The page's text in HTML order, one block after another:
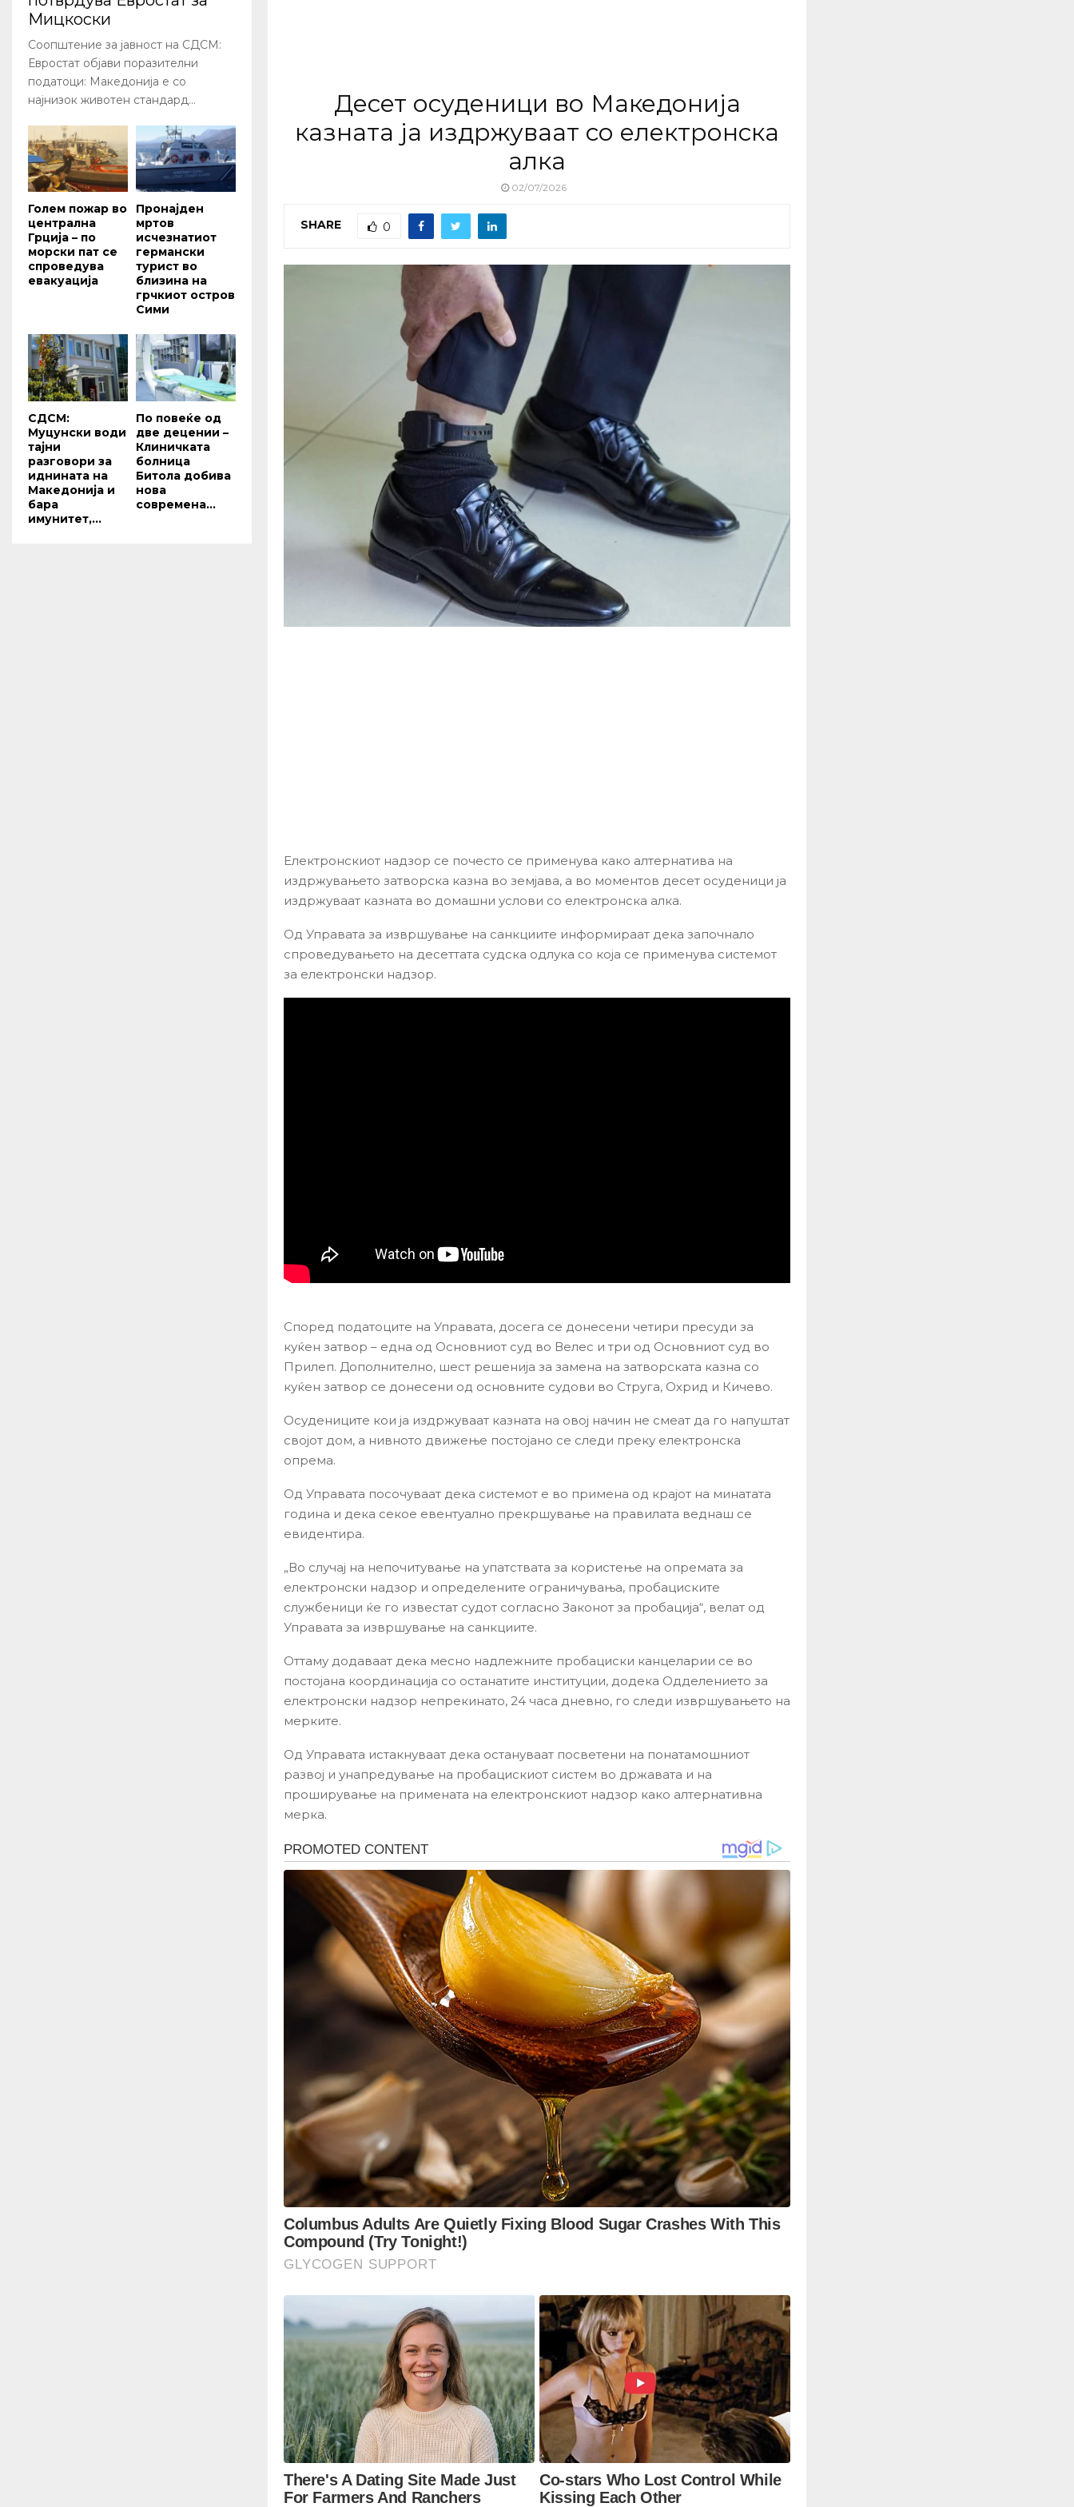
Десет осуденици во Македонија
казната ја издржуваат со електронска
алка
02/07/2026
SHARE 0
Електронскиот надзор се почесто се применува како алтернатива на
издржувањето затворска казна во земјава, а во моментов десет осуденици ја
издржуваат казната во домашни услови со електронска алка.
Од Управата за извршување на санкциите информираат дека започнало
спроведувањето на десеттата судска одлука со која се применува системот
за електронски надзор.
Според податоците на Управата, досега се донесени четири пресуди за
куќен затвор – една од Основниот суд во Велес и три од Основниот суд во
Прилеп. Дополнително, шест решенија за замена на затворската казна со
куќен затвор се донесени од основните судови во Струга, Охрид и Кичево.
Осудениците кои ја издржуваат казната на овој начин не смеат да го напуштат
својот дом, а нивното движење постојано се следи преку електронска
опрема.
Од Управата посочуваат дека системот е во примена од крајот на минатата
година и дека секое евентуално прекршување на правилата веднаш се
евидентира.
„Во случај на непочитување на упатствата за користење на опремата за
електронски надзор и определените ограничувања, пробациските
службеници ќе го известат судот согласно Законот за пробација“, велат од
Управата за извршување на санкциите.
Оттаму додаваат дека месно надлежните пробациски канцеларии се во
постојана координација со останатите институции, додека Одделението за
електронски надзор непрекинато, 24 часа дневно, го следи извршувањето на
мерките.
Од Управата истакнуваат дека остануваат посветени на понатамошниот
развој и унапредување на пробацискиот систем во државата и на
проширување на примената на електронскиот надзор како алтернативна
мерка.
Мицкоски
Соопштение за јавност на СДСМ:
Евростат објави поразителни
податоци: Македонија е со
најнизок животен стандард...
Голем пожар во
централна
Грција – по
морски пат се
спроведува
евакуација
Пронајден
мртов
исчезнатиот
германски
турист во
близина на
грчкиот остров
Сими
СДСМ:
Муцунски води
тајни
разговори за
иднината на
Македонија и
бара
имунитет,...
По повеќе од
две децении –
Клиничката
болница
Битола добива
нова
современа...